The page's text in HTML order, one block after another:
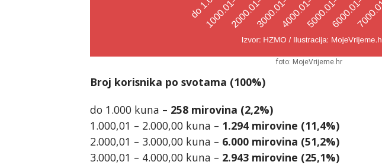
foto: MojeVrijeme.hr
Broj korisnika po svotama (100%)
do 1.000 kuna – 258 mirovina (2,2%)
1.000,01 – 2.000,00 kuna – 1.294 mirovine (11,4%)
2.000,01 – 3.000,00 kuna – 6.000 mirovina (51,2%)
3.000,01 – 4.000,00 kuna – 2.943 mirovine (25,1%)